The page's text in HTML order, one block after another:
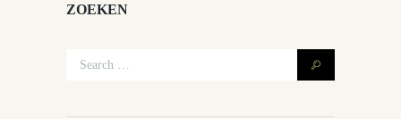
ZOEKEN